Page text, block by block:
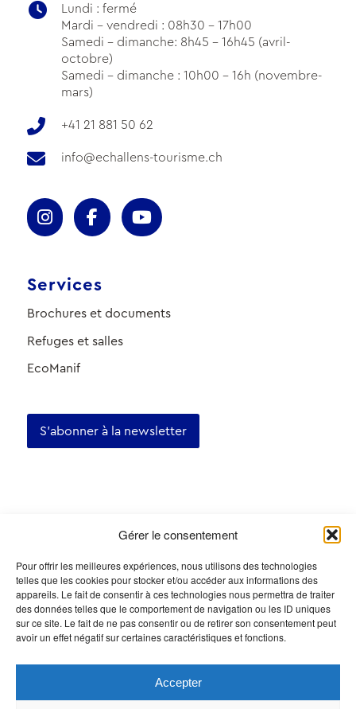
Gérer le consentement
Pour offrir les meilleures expériences, nous utilisons des technologies
telles que les cookies pour stocker et/ou accéder aux informations des
appareils. Le fait de consentir à ces technologies nous permettra de traiter
des données telles que le comportement de navigation ou les ID uniques
sur ce site. Le fait de ne pas consentir ou de retirer son consentement peut
avoir un effet négatif sur certaines caractéristiques et fonctions.
Accepter
Lundi : fermé
Mardi - vendredi : 08h30 - 17h00
Samedi - dimanche: 8h45 - 16h45 (avril-
octobre)
Samedi - dimanche : 10h00 - 16h (novembre-
mars)
+41 21 881 50 62
info@echallens-tourisme.ch
Services
Brochures et documents
Refuges et salles
EcoManif
S'abonner à la newsletter